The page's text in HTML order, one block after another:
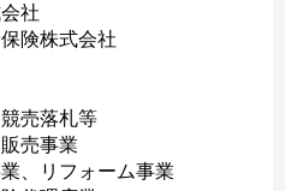
社
険株式会社
売落札等
売事業
、リフォーム事業